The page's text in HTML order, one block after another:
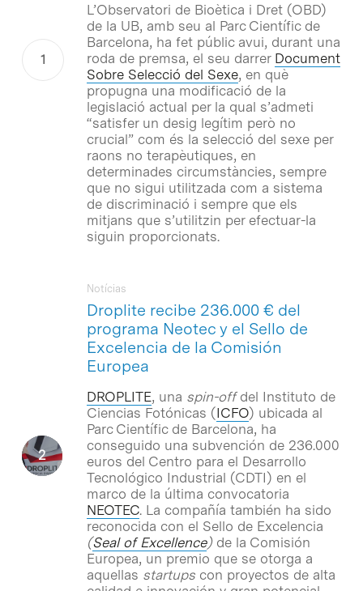
L’Observatori de Bioètica i Dret (OBD)
de la UB, amb seu al Parc Científic de
Barcelona, ha fet públic avui, durant una
roda de premsa, el seu darrer Document
Sobre Selecció del Sexe, en què
propugna una modificació de la
legislació actual per la qual s’admeti
“satisfer un desig legítim però no
crucial” com és la selecció del sexe per
raons no terapèutiques, en
determinades circumstàncies, sempre
que no sigui utilitzada com a sistema
de discriminació i sempre que els
mitjans que s’utilitzin per efectuar-la
siguin proporcionats.
Droplite recibe 236.000 € del
programa Neotec y el Sello de
Excelencia de la Comisión
Europea
Notícias
DROPLITE, una spin-offdel Instituto de
Ciencias Fotónicas (ICFO) ubicada al
Parc Científic de Barcelona, ha
conseguido una subvención de 236.000
euros del Centro para el Desarrollo
Tecnológico Industrial (CDTI) en el
marco de la última convocatoria
NEOTEC. La compañía también ha sido
reconocida con el Sello de Excelencia
(Seal of Excellence)de la Comisión
Europea, un premio que se otorga a
aquellas startupscon proyectos de alta